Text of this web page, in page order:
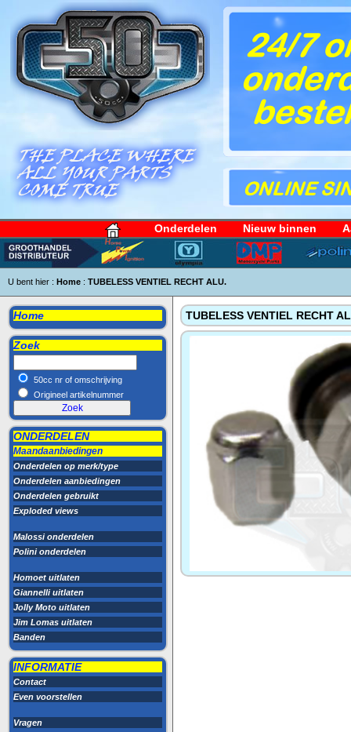
Onderdelen Nieuw binnen
U bent hier : Home : TUBELESS VENTIEL RECHT ALU.
Home
Zoek
50cc nr of omschrijving
Origineel artikelnummer
ONDERDELEN
Maandaanbiedingen
Onderdelen op merk/type
Onderdelen aanbiedingen
Onderdelen gebruikt
Exploded views
Malossi onderdelen
Polini onderdelen
Homoet uitlaten
Giannelli uitlaten
Jolly Moto uitlaten
Jim Lomas uitlaten
Banden
INFORMATIE
Contact
Even voorstellen
Vragen
TUBELESS VENTIEL RECHT